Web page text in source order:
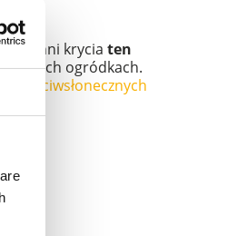
krycia ten
ogródkach.
przeciwsłonecznych